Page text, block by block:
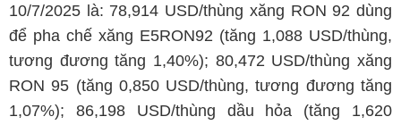
10/7/2025 là: 78,914 USD/thùng xăng RON 92 dùng
để pha chế xăng E5RON92 (tăng 1,088 USD/thùng,
tương đương tăng 1,40%); 80,472 USD/thùng xăng
RON 95 (tăng 0,850 USD/thùng, tương đương tăng
1,07%); 86,198 USD/thùng dầu hỏa (tăng 1,620